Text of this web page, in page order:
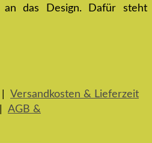
an das Design. Dafür steht
Versandkosten & Lieferzeit
AGB &